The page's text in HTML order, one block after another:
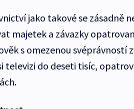
jako takové se zásadně
majetek a závazky
s omezenou svéprávností
televizi do deseti tisíc,